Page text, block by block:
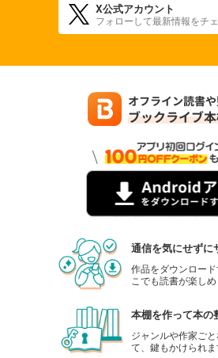
X公式アカウント
フォローして最新情報をチ
通信を気にせずに
作品をダウンロー
こでも読書が楽しめ
本棚を作って本の
ジャンルや作家ご
て、鍵もかけられま